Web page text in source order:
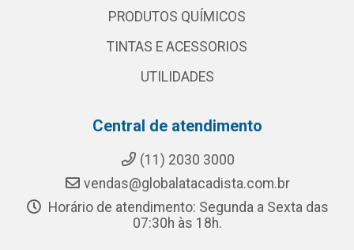
PRODUTOS QUÍMICOS
TINTAS E ACESSORIOS
UTILIDADES
Central de atendimento
(11) 2030 3000
vendas@globalatacadista.com.br
Horário de atendimento: Segunda a Sexta das
07:30h às 18h.